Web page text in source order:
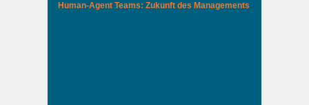
Human-Agent Teams: Zukunft des Managements